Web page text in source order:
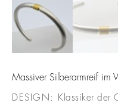
Massiver Silberarmreif im
DESIGN: Klassiker der